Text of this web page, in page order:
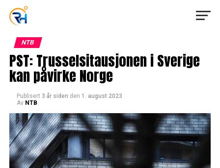
NTB
PST: Trusselsitausjonen i Sverige
kan påvirke Norge
Publisert 3 år siden den 1. august 2023
Av NTB